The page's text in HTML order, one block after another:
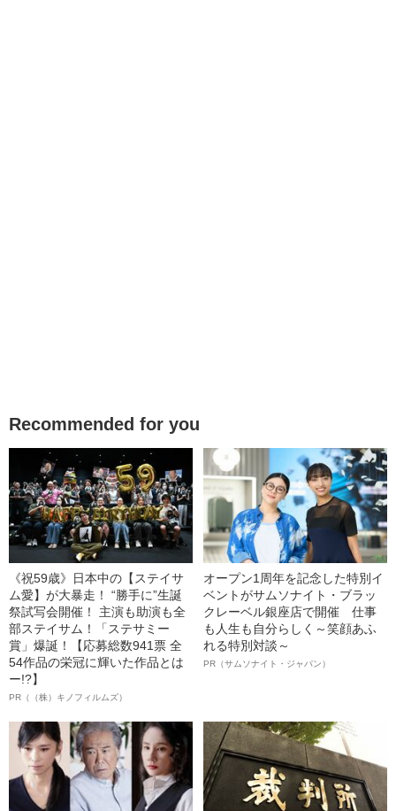
Recommended for you
《祝59歳》日本中の【ステイサ
ム愛】が大暴走！ “勝手に”生誕
祭試写会開催！ 主演も助演も全
部ステイサム！「ステサミー
賞」爆誕！【応募総数941票 全
54作品の栄冠に輝いた作品とは
ー!?】
PR（（株）キノフィルムズ）
オープン1周年を記念した特別イ
ベントがサムソナイト・ブラッ
クレーベル銀座店で開催 仕事
も人生も自分らしく～笑顔あふ
れる特別対談～
PR（サムソナイト・ジャパン）